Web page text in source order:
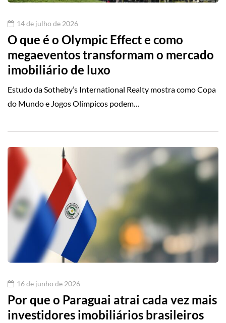
14 de julho de 2026
O que é o Olympic Effect e como
megaeventos transformam o mercado
imobiliário de luxo
Estudo da Sotheby’s International Realty mostra como Copa
do Mundo e Jogos Olímpicos podem…
16 de junho de 2026
Por que o Paraguai atrai cada vez mais
investidores imobiliários brasileiros